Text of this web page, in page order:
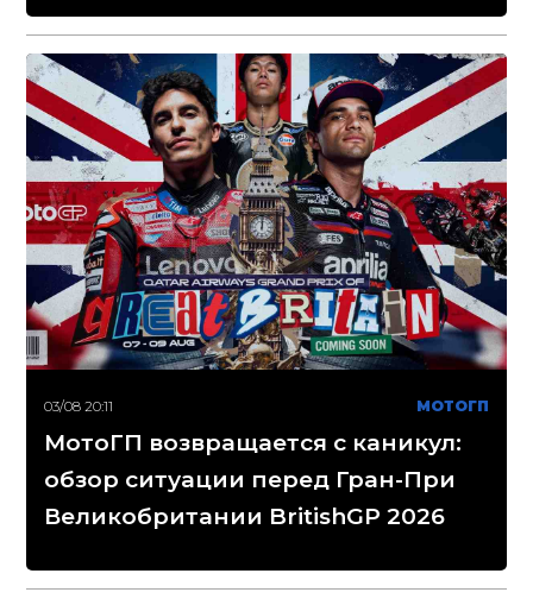
03/08 20:11 МОТОГП
МотоГП возвращается с каникул:
обзор ситуации перед Гран-При
Великобритании BritishGP 2026